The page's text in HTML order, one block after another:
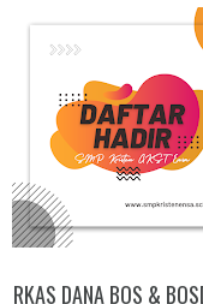
RKAS DANA BOS &